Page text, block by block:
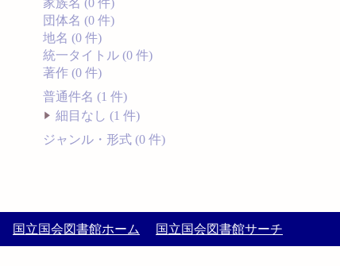
家族名 (0 件)
団体名 (0 件)
地名 (0 件)
統一タイトル (0 件)
著作 (0 件)
普通件名 (1 件)
細目なし (1 件)
ジャンル・形式 (0 件)
国立国会図書館ホーム 国立国会図書館サーチ